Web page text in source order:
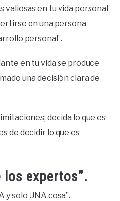
valiosas en tu vida personal
en una persona
personal”.
en tu vida se produce
una decisión clara de
decida lo que es
de decidir lo que es
los expertos”.
y solo UNA cosa”.